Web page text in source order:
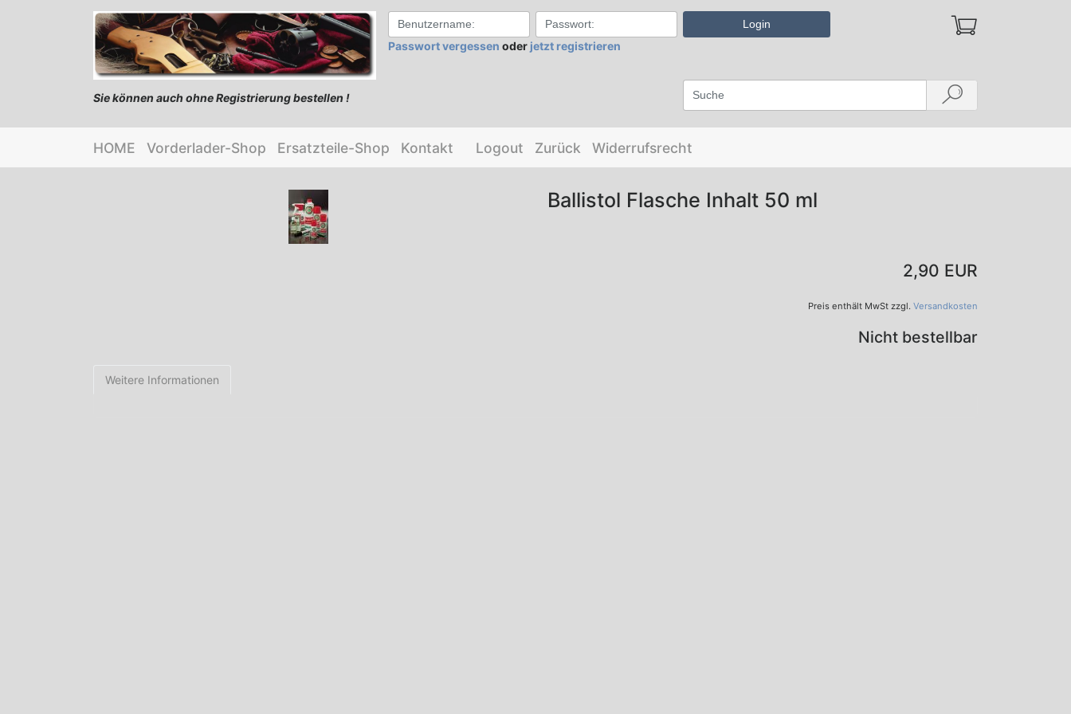
Login
Passwort vergessen oder jetzt registrieren
Sie können auch ohne Registrierung bestellen !
HOME Vorderlader-Shop Ersatzteile-Shop Kontakt Logout Zurück Widerrufsrecht
Ballistol Flasche Inhalt 50 ml
2,90 EUR
Preis enthält MwSt zzgl. Versandkosten
Nicht bestellbar
Weitere Informationen